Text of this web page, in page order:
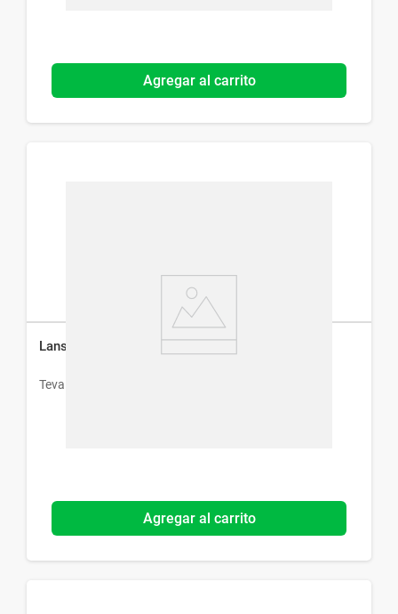
Agregar al carrito
Lansoprazol Teva x 30 Cáps
Teva
Agregar al carrito